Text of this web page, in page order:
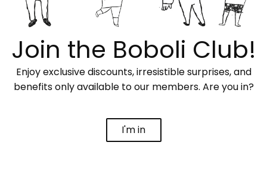
Join the Boboli Club!
Enjoy exclusive discounts, irresistible surprises, and
benefits only available to our members. Are you in?
I'm in